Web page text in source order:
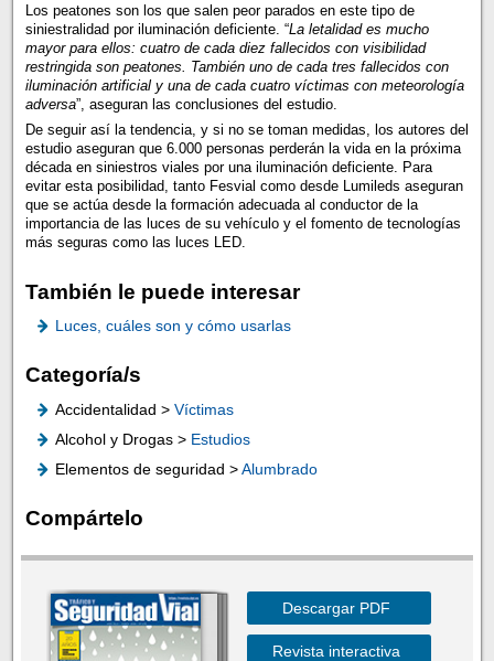
Los peatones son los que salen peor parados en este tipo de
siniestralidad por iluminación deficiente. “La letalidad es mucho
mayor para ellos: cuatro de cada diez fallecidos con visibilidad
restringida son peatones. También uno de cada tres fallecidos con
iluminación artificial y una de cada cuatro víctimas con meteorología
adversa”, aseguran las conclusiones del estudio.
De seguir así la tendencia, y si no se toman medidas, los autores del
estudio aseguran que 6.000 personas perderán la vida en la próxima
década en siniestros viales por una iluminación deficiente. Para
evitar esta posibilidad, tanto Fesvial como desde Lumileds aseguran
que se actúa desde la formación adecuada al conductor de la
importancia de las luces de su vehículo y el fomento de tecnologías
más seguras como las luces LED.
También le puede interesar
Luces, cuáles son y cómo usarlas
Categoría/s
Accidentalidad > Víctimas
Alcohol y Drogas > Estudios
Elementos de seguridad >Alumbrado
Compártelo
Descargar PDF
Revista interactiva